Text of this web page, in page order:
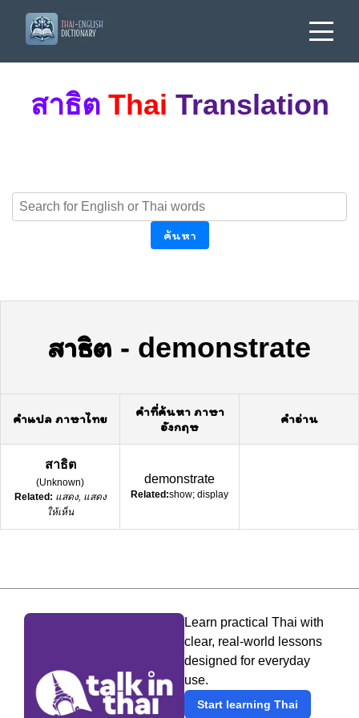
สาธิต Thai Translation
ค้นหา
สาธิต - demonstrate
คำแปล ภาษาไทย
คำที่ค้นหา ภาษา
อังกฤษ
คำอ่าน
สาธิต
(Unknown)
Related: แสดง, แสดง
ให้เห็น
demonstrate
Related:show; display
Learn practical Thai with
clear, real-world lessons
designed for everyday
use.
Start learning Thai